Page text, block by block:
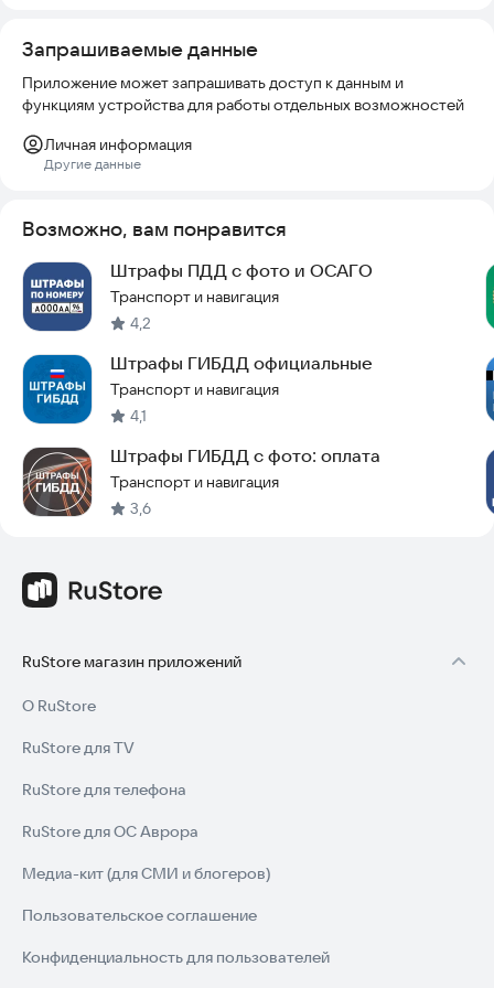
Запрашиваемые данные
Приложение может запрашивать доступ к данным и
функциям устройства для работы отдельных возможностей
Личная информация
Другие данные
Возможно, вам понравится
Штрафы ПДД с фото и ОСАГО
Транспорт и навигация
4,2
Штрафы ГИБДД официальные
Транспорт и навигация
4,1
Штрафы ГИБДД с фото: оплата
Транспорт и навигация
3,6
RuStore магазин приложений
О RuStore
RuStore для TV
RuStore для телефона
RuStore для ОС Аврора
Медиа-кит (для СМИ и блогеров)
Пользовательское соглашение
Конфиденциальность для пользователей